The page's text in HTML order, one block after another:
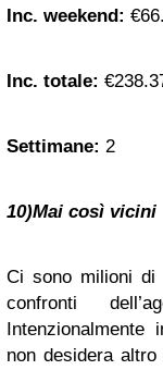
Inc. weekend:
Inc. totale:
Settimane: 2
10)Mai così vicini
Ci sono milioni di
confronti
non desidera altro